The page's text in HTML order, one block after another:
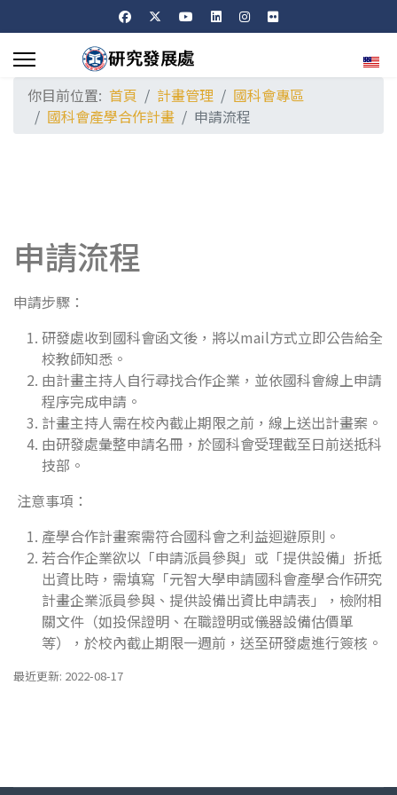
選擇
你目前位置: 首頁 計畫管理
國科會專區
國科會產學合作計畫
申請流程
申請流程
申請步驟：
研發處收到國科會函文後，將以mail方式立即公告給全
校教師知悉。
由計畫主持人自行尋找合作企業，並依國科會線上申請
程序完成申請。
計畫主持人需在校內截止期限之前，線上送出計畫案。
由研發處彙整申請名冊，於國科會受理截至日前送抵科
技部。
注意事項：
產學合作計畫案需符合國科會之利益迴避原則。
若合作企業欲以「申請派員參與」或「提供設備」折抵
出資比時，需填寫「元智大學申請國科會產學合作研究
計畫企業派員參與、提供設備出資比申請表」，檢附相
關文件（如投保證明、在職證明或儀器設備估價單
等），於校內截止期限一週前，送至研發處進行簽核。
最近更新: 2022-08-17